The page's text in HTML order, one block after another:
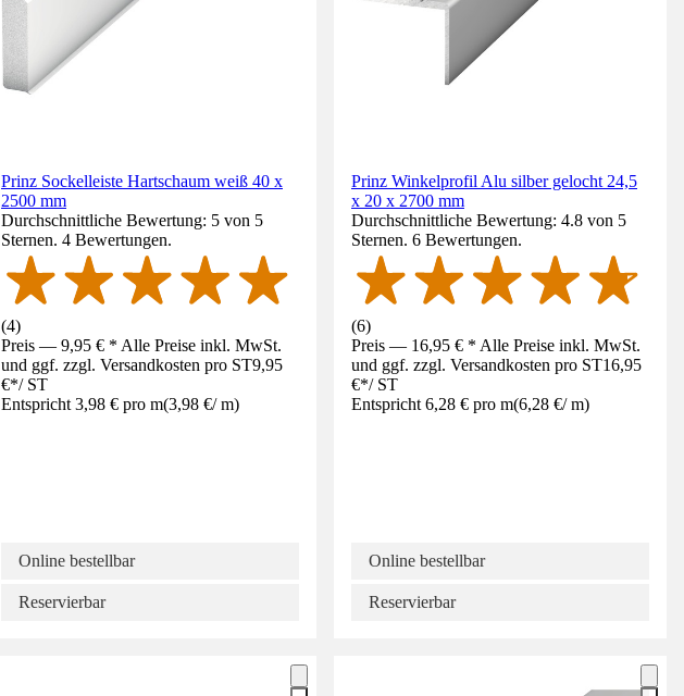
Prinz Sockelleiste Hartschaum weiß 40 x
2500 mm
Durchschnittliche Bewertung: 5 von 5
Sternen. 4 Bewertungen.
(4)
Preis — 9,95 € * Alle Preise inkl. MwSt.
und ggf. zzgl. Versandkosten pro ST9,95
€*/ ST
Entspricht 3,98 € pro m(3,98 €/ m)
Online bestellbar
Reservierbar
Prinz Winkelprofil Alu silber gelocht 24,5
x 20 x 2700 mm
Durchschnittliche Bewertung: 4.8 von 5
Sternen. 6 Bewertungen.
(6)
Preis — 16,95 € * Alle Preise inkl. MwSt.
und ggf. zzgl. Versandkosten pro ST16,95
€*/ ST
Entspricht 6,28 € pro m(6,28 €/ m)
Online bestellbar
Reservierbar